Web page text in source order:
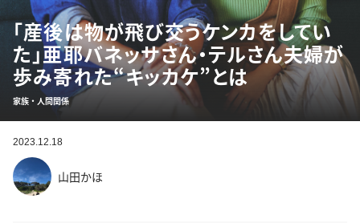
「産後は物が飛び交うケンカをしてい
た」亜耶バネッサさん・テルさん夫婦が
歩み寄れた“キッカケ”とは
家族・人間関係
2023.12.18
山田かほ